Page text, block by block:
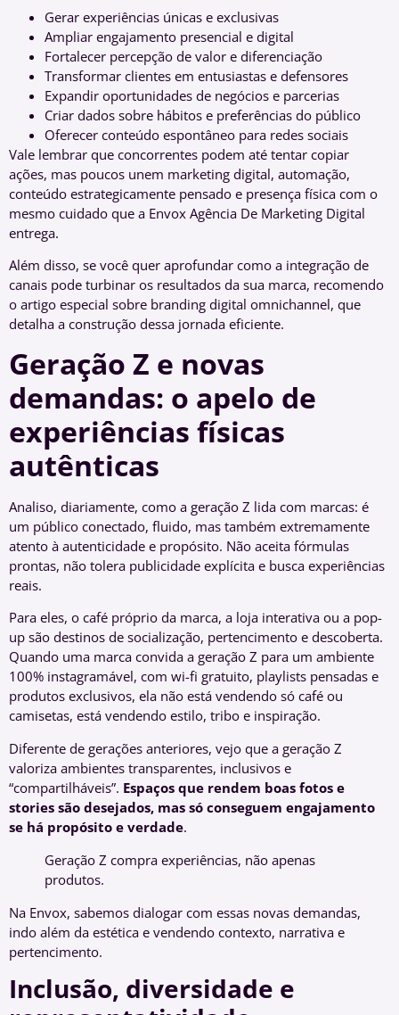
Gerar experiências únicas e exclusivas
Ampliar engajamento presencial e digital
Fortalecer percepção de valor e diferenciação
Transformar clientes em entusiastas e defensores
Expandir oportunidades de negócios e parcerias
Criar dados sobre hábitos e preferências do público
Oferecer conteúdo espontâneo para redes sociais
Vale lembrar que concorrentes podem até tentar copiar
ações, mas poucos unem marketing digital, automação,
conteúdo estrategicamente pensado e presença física com o
mesmo cuidado que a Envox Agência De Marketing Digital
entrega.
Além disso, se você quer aprofundar como a integração de
canais pode turbinar os resultados da sua marca, recomendo
o artigo especial sobre branding digital omnichannel, que
detalha a construção dessa jornada eficiente.
Geração Z e novas
demandas: o apelo de
experiências físicas
autênticas
Analiso, diariamente, como a geração Z lida com marcas: é
um público conectado, fluido, mas também extremamente
atento à autenticidade e propósito. Não aceita fórmulas
prontas, não tolera publicidade explícita e busca experiências
reais.
Para eles, o café próprio da marca, a loja interativa ou a pop-
up são destinos de socialização, pertencimento e descoberta.
Quando uma marca convida a geração Z para um ambiente
100% instagramável, com wi-fi gratuito, playlists pensadas e
produtos exclusivos, ela não está vendendo só café ou
camisetas, está vendendo estilo, tribo e inspiração.
Diferente de gerações anteriores, vejo que a geração Z
valoriza ambientes transparentes, inclusivos e
“compartilháveis”. Espaços que rendem boas fotos e
stories são desejados, mas só conseguem engajamento
se há propósito e verdade.
Geração Z compra experiências, não apenas
produtos.
Na Envox, sabemos dialogar com essas novas demandas,
indo além da estética e vendendo contexto, narrativa e
pertencimento.
Inclusão, diversidade e